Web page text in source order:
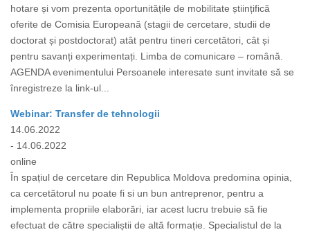
hotare și vom prezenta oportunitățile de mobilitate științifică
oferite de Comisia Europeană (stagii de cercetare, studii de
doctorat și postdoctorat) atât pentru tineri cercetători, cât și
pentru savanți experimentați. Limba de comunicare – română.
AGENDA evenimentului Persoanele interesate sunt invitate să se
înregistreze la link-ul...
Webinar: Transfer de tehnologii
14.06.2022
- 14.06.2022
online
În spațiul de cercetare din Republica Moldova predomina opinia,
ca cercetătorul nu poate fi si un bun antreprenor, pentru a
implementa propriile elaborări, iar acest lucru trebuie să fie
efectuat de către specialiștii de altă formație. Specialistul de la